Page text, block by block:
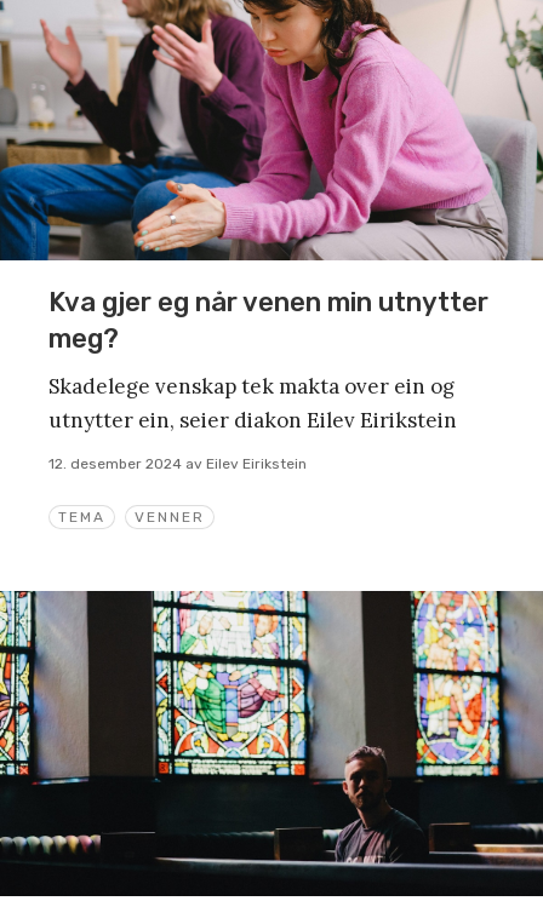
TEMA VENNER
Kva gjer eg når venen min utnytter
meg?
Skadelege venskap tek makta over ein og
utnytter ein, seier diakon Eilev Eirikstein
12. desember 2024 av Eilev Eirikstein